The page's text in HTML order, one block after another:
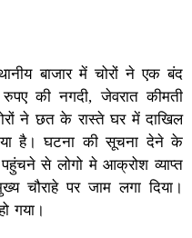
बाजार में चोरों ने एक बंद
की नगदी, जेवरात कीमती
ने छत के रास्ते घर में दाखिल
है। घटना की सूचना देने के
से लोगो मे आक्रोश व्याप्त
चौराहे पर जाम लगा दिया।
गया।